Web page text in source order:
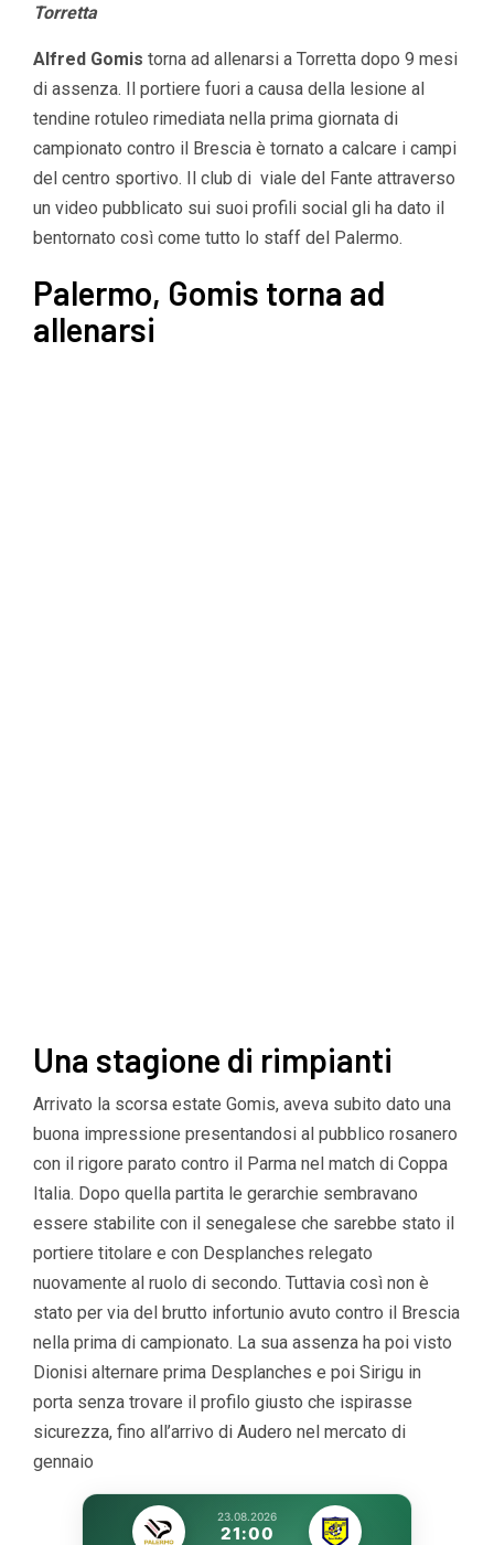
Torretta
Alfred Gomis torna ad allenarsi a Torretta dopo 9 mesi
di assenza. Il portiere fuori a causa della lesione al
tendine rotuleo rimediata nella prima giornata di
campionato contro il Brescia è tornato a calcare i campi
del centro sportivo. Il club di viale del Fante attraverso
un video pubblicato sui suoi profili social gli ha dato il
bentornato così come tutto lo staff del Palermo.
Palermo, Gomis torna ad
allenarsi
Una stagione di rimpianti
Arrivato la scorsa estate Gomis, aveva subito dato una
buona impressione presentandosi al pubblico rosanero
con il rigore parato contro il Parma nel match di Coppa
Italia. Dopo quella partita le gerarchie sembravano
essere stabilite con il senegalese che sarebbe stato il
portiere titolare e con Desplanches relegato
nuovamente al ruolo di secondo. Tuttavia così non è
stato per via del brutto infortunio avuto contro il Brescia
nella prima di campionato. La sua assenza ha poi visto
Dionisi alternare prima Desplanches e poi Sirigu in
porta senza trovare il profilo giusto che ispirasse
sicurezza, fino all’arrivo di Audero nel mercato di
gennaio
23.08.2026
21:00